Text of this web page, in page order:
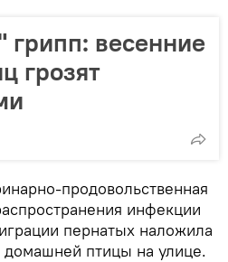
весенние
грозят
продовольственная
инфекции
пернатых наложила
птицы на улице.